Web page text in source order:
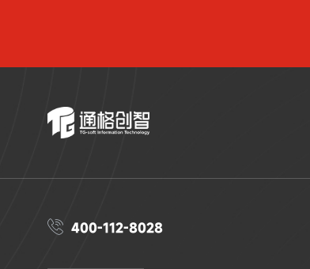
 400-112-8028